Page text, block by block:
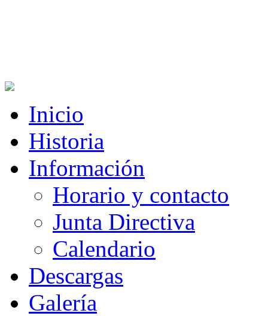
Inicio
Historia
Información
Horario y contacto
Junta Directiva
Calendario
Descargas
Galería